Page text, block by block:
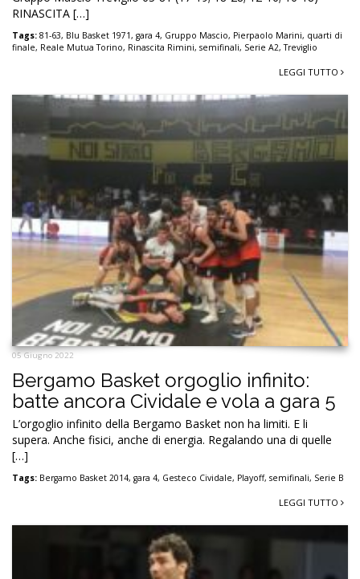
RINASCITA […]
Tags: 81-63, Blu Basket 1971, gara 4, Gruppo Mascio, Pierpaolo Marini, quarti di
finale, Reale Mutua Torino, Rinascita Rimini, semifinali, Serie A2,Treviglio
LEGGI TUTTO
05 Giugno 2022
Bergamo Basket orgoglio infinito:
batte ancora Cividale e vola a gara 5
L’orgoglio infinito della Bergamo Basket non ha limiti. E li
supera. Anche fisici, anche di energia. Regalando una di quelle
[…]
Tags: Bergamo Basket 2014, gara 4, Gesteco Cividale, Playoff, semifinali, Serie B
LEGGI TUTTO